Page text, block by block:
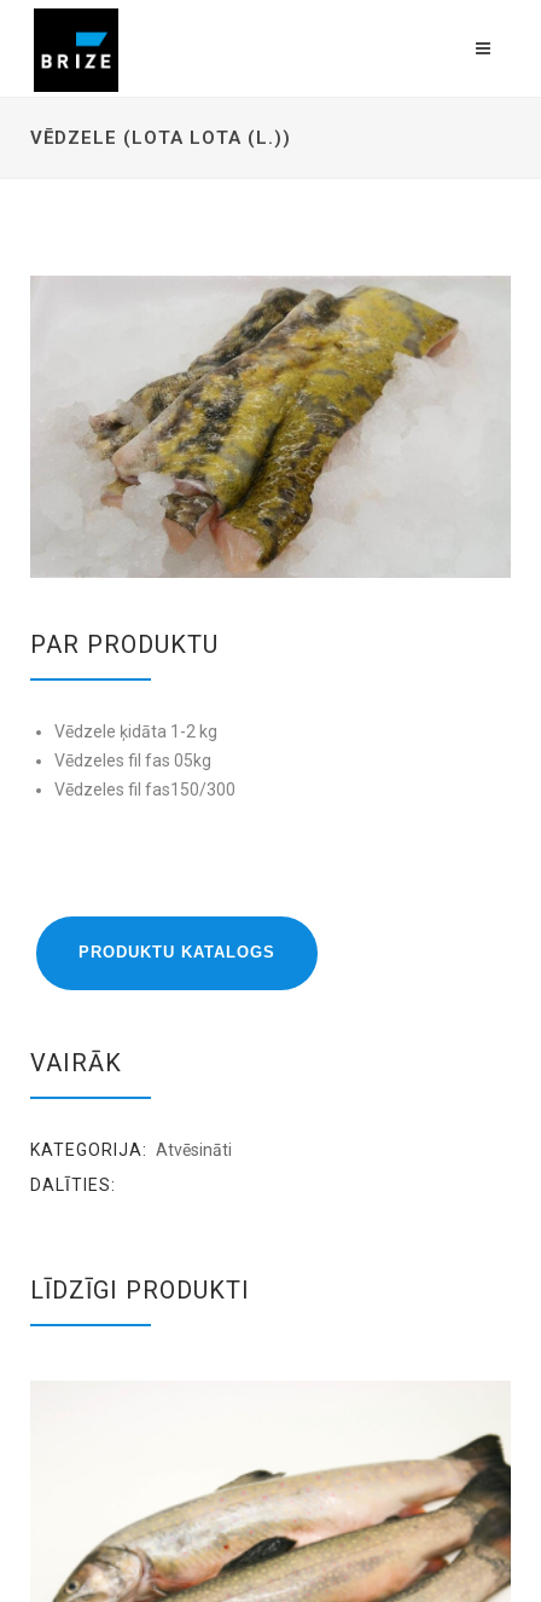
VĒDZELE (LOTA LOTA (L.))
PAR PRODUKTU
Vēdzele ķidāta 1-2 kg
Vēdzeles fil fas 05kg
Vēdzeles fil fas150/300
PRODUKTU KATALOGS
VAIRĀK
KATEGORIJA: Atvēsināti
DALĪTIES:
LĪDZĪGI PRODUKTI